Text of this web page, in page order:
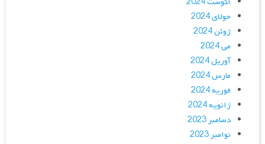
جولای 2024
ژوئن 2024
می 2024
آوریل 2024
مارس 2024
فوریه 2024
ژانویه 2024
دسامبر 2023
نوامبر 2023